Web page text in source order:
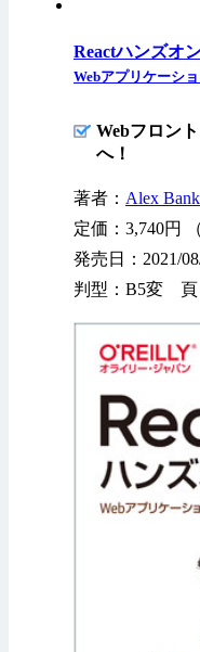
Reactハンズオ
Webアプリケーシ
Webフロン
へ！
著者： Alex
定価：3,740円
発売日：2021/
判型：B5変 頁